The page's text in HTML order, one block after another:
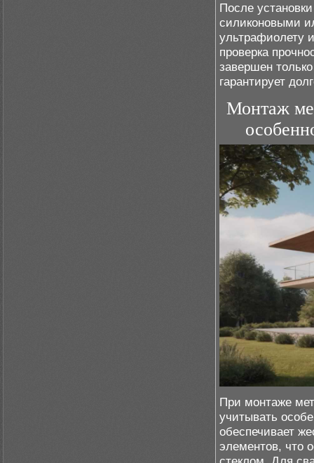
После
силиконовыми
ультрафиолету
проверка
завершен
гарантирует
Монтаж
При монтаже
учитывать
обеспечивает
элементов, что